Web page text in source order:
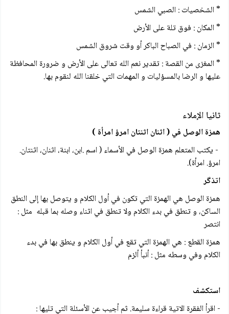
* الشخصيات : الصبي الشمس
* المكان : فوق تلة على الأرض
* الزمان : في الصباح الباكر أو وقت شروق الشمس
* المغزى من القصة : تقدير نعم الله تعالى على الأرض و ضرورة المحافظة
عليها و الرضا بالمسؤليات و المهمات التي خلقنا الله لنقوم بها.
ثانيا الإملاء
همزة الوصل في ( اثنان اثنتان امرؤ امرأة )
- يكتب المتعلم همزة الوصل في الأسماء ( اسم .ابن، ابنة، اثنان، اثنتان.
امرؤ. امرأة).
اتذگر
همزة الوصل هي الهمزة التي تكون في أول الكلام و يتوصل بها إلى النطق
الساكن، و تنطق في بدء الكلام ولا تنطق في اثناء وصله بما قبله مثل :
انتصر
همزة القطع : هي الهمزة التي تقع في أول الكلام و ينطق بها في بدء
الكلام وفي وسطه مثل : أنبأ ألزم
استكشف
- اقرأ الفقرة الاتية قراءة سليمة. ثم أجيب عن الأسئلة التي تليها :